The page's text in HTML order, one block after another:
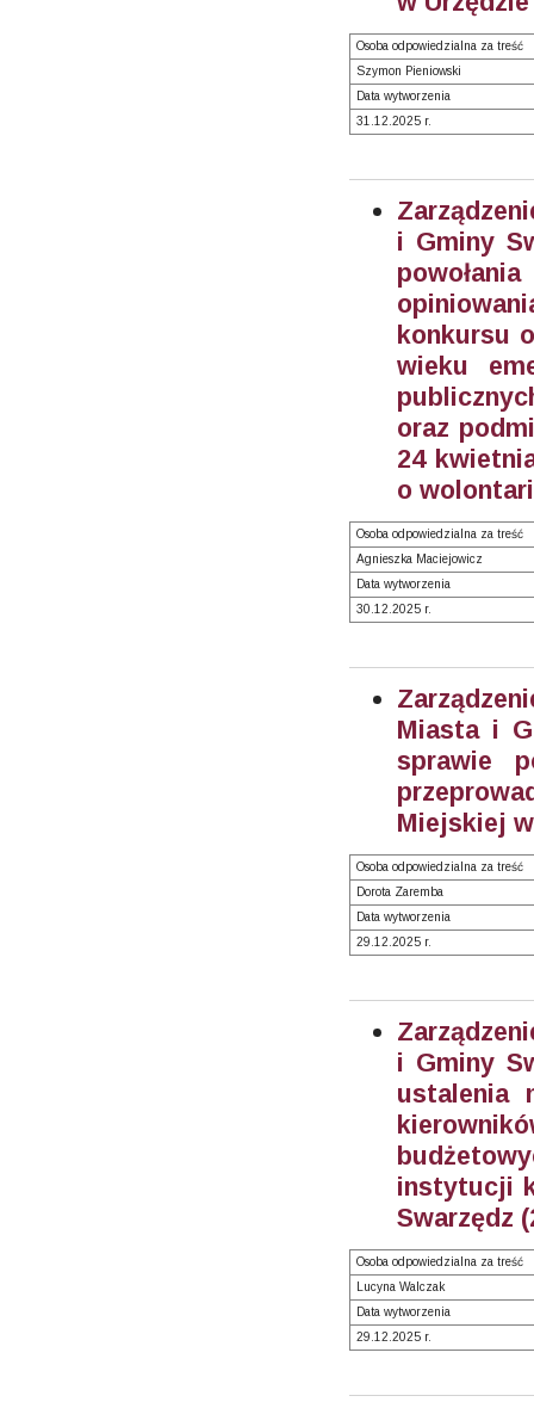
Osoba odpowiedzialna za treść
Szymon Pieniowski
Data wytworzenia
31.12.2025 r.
i Gminy
konkursu
wieku
oraz
24
o
Osoba odpowiedzialna za treść
Agnieszka Maciejowicz
Data wytworzenia
30.12.2025 r.
Miasta i
sprawie
Miejskiej
Osoba odpowiedzialna za treść
Dorota Zaremba
Data wytworzenia
29.12.2025 r.
i Gminy
ustalenia
instytucji
Swarzędz
Osoba odpowiedzialna za treść
Lucyna Walczak
Data wytworzenia
29.12.2025 r.